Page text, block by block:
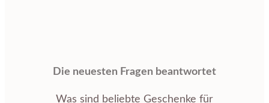
Die neuesten Fragen beantwortet
Was sind beliebte Geschenke für